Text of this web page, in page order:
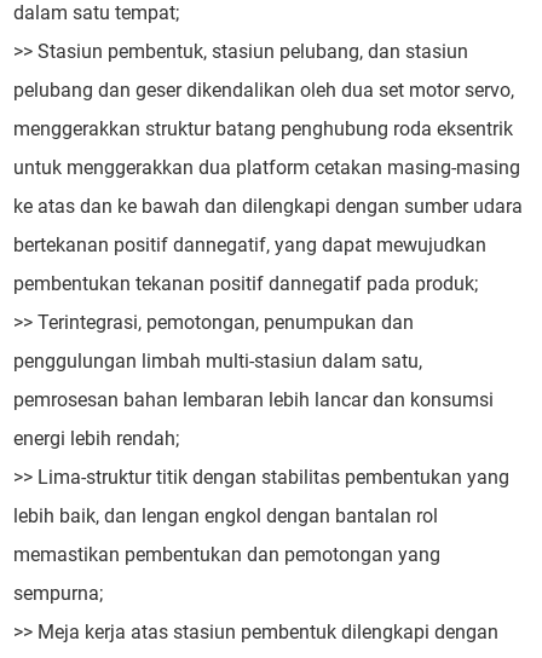
dalam satu tempat;
>> Stasiun pembentuk, stasiun pelubang, dan stasiun
pelubang dan geser dikendalikan oleh dua set motor servo,
menggerakkan struktur batang penghubung roda eksentrik
untuk menggerakkan dua platform cetakan masing-masing
ke atas dan ke bawah dan dilengkapi dengan sumber udara
bertekanan positif dannegatif, yang dapat mewujudkan
pembentukan tekanan positif dannegatif pada produk;
>> Terintegrasi, pemotongan, penumpukan dan
penggulungan limbah multi-stasiun dalam satu,
pemrosesan bahan lembaran lebih lancar dan konsumsi
energi lebih rendah;
>> Lima-struktur titik dengan stabilitas pembentukan yang
lebih baik, dan lengan engkol dengan bantalan rol
memastikan pembentukan dan pemotongan yang
sempurna;
>> Meja kerja atas stasiun pembentuk dilengkapi dengan